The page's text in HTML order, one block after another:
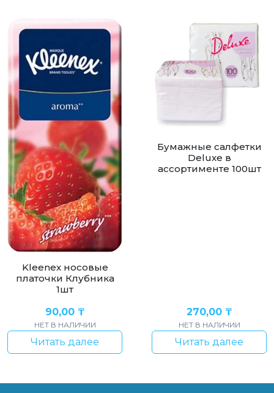
Kleenex носовые
платочки Клубника
1шт
90,00 ₸
НЕТ В НАЛИЧИИ
Читать далее
Бумажные салфетки
Deluxe в
ассортименте 100шт
270,00 ₸
НЕТ В НАЛИЧИИ
Читать далее